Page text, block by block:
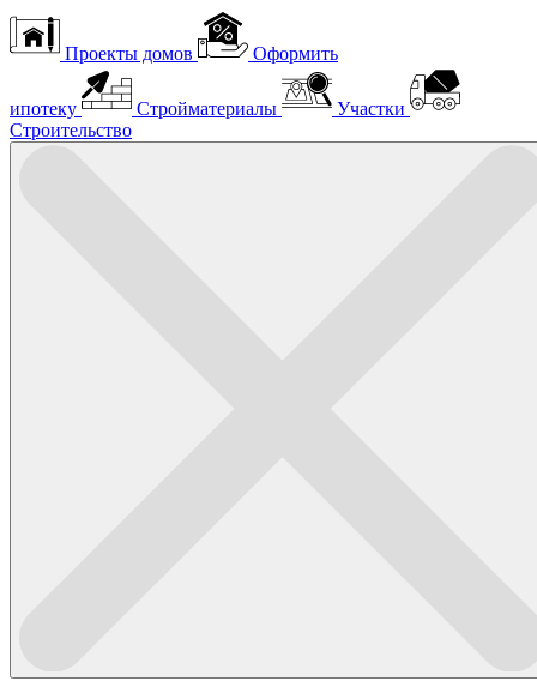
Проекты домов Оформить
ипотеку Стройматериалы
Участки
Строительство